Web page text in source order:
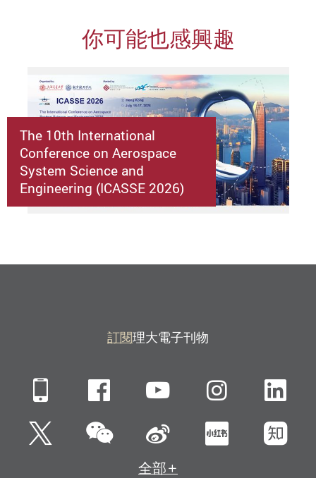
你可能也感興趣
The 10th International
Conference on Aerospace
System Science and
Engineering (ICASSE 2026)
訂閱理大電子刊物
Mobile FacebookYouTube
Twitter微信 新浪微博小紅書知
全部